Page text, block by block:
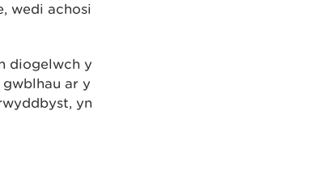
wedi achosi
diogelwch y
ar y
yn